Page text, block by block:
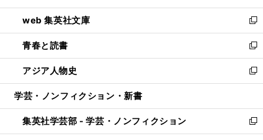
ン
ド
ウ
で
開
く
ウ
ィ
ン
ド
ウ
で
開
し
い
ウ
ィ
ン
ド
ウ
開
く
web 集英社文庫
新
し
い
ウ
ィ
ン
ウ
で
開
青春と読書
新
し
い
ウ
ン
ド
ウ
アジア人物史
新
し
ウ
ィ
ン
学芸・ノンフィクション・新書
集英社学芸部 - 学芸・ノンフィクション
新
し